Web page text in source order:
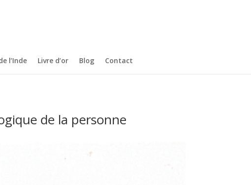
l’Inde Livre d’or Blog Contact
de la personne